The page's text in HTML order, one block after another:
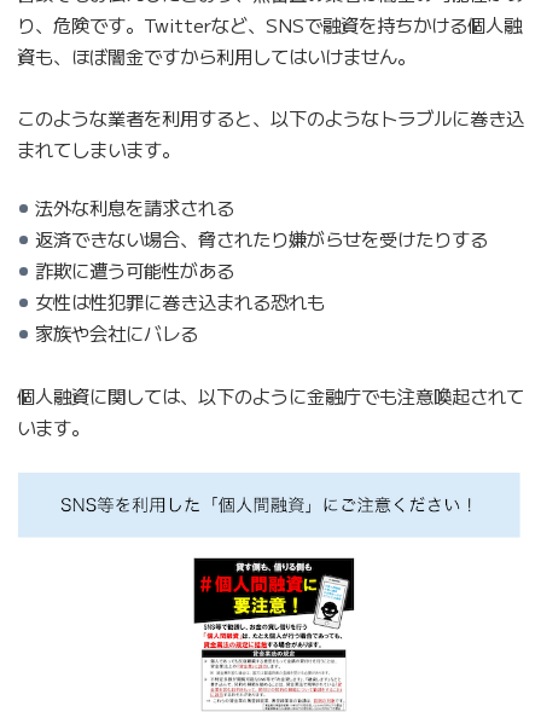
り、危険です。Twitterなど、SNSで融資を持ちかける個人融
資も、ほぼ闇金ですから利用してはいけません。
このような業者を利用すると、以下のようなトラブルに巻き込
まれてしまいます。
法外な利息を請求される
返済できない場合、脅されたり嫌がらせを受けたりする
詐欺に遭う可能性がある
女性は性犯罪に巻き込まれる恐れも
家族や会社にバレる
個人融資に関しては、以下のように金融庁でも注意喚起されて
います。